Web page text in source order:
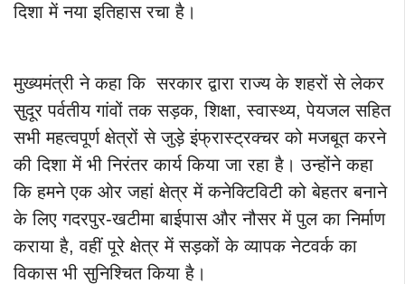
दिशा में नया इतिहास रचा है।
मुख्यमंत्री ने कहा कि सरकार द्वारा राज्य के शहरों से लेकर
सुदूर पर्वतीय गांवों तक सड़क, शिक्षा, स्वास्थ्य, पेयजल सहित
सभी महत्वपूर्ण क्षेत्रों से जुड़े इंफ्रास्ट्रक्चर को मजबूत करने
की दिशा में भी निरंतर कार्य किया जा रहा है। उन्होंने कहा
कि हमने एक ओर जहां क्षेत्र में कनेक्टिविटी को बेहतर बनाने
के लिए गदरपुर-खटीमा बाईपास और नौसर में पुल का निर्माण
कराया है, वहीं पूरे क्षेत्र में सड़कों के व्यापक नेटवर्क का
विकास भी सुनिश्चित किया है।